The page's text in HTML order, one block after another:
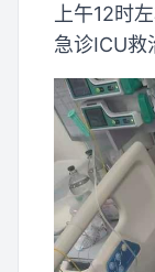
上午12时
急诊ICU救